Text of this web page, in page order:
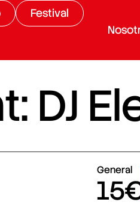
Festival
DJ
General